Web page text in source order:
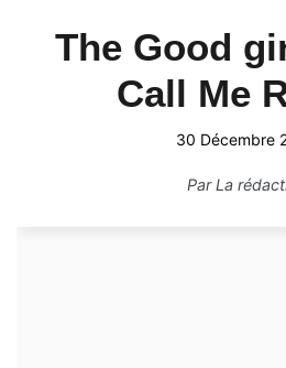
The Good
Call Me
30 Décembre
ParLa